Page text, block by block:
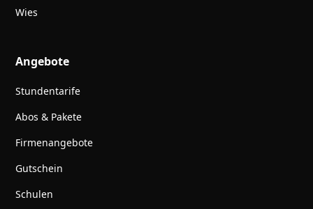
Wies
Angebote
Stundentarife
Abos & Pakete
Firmenangebote
Gutschein
Schulen